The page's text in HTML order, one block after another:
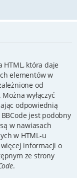
HTML, która daje
elementów w
od
wyłączyć
odpowiednią
jest podobny
w nawiasach
w HTML-u
więcej informacji o
ze strony
.